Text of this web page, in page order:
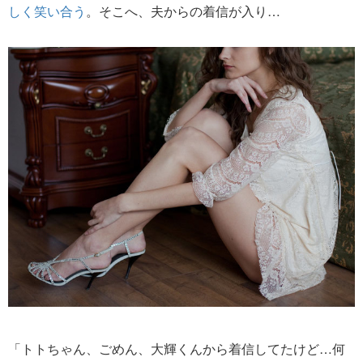
しく笑い合う 。そこへ、夫からの着信が入り…
「トトちゃん、ごめん、大輝くんから着信してたけど…何